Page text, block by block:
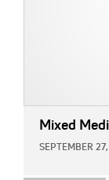
Mixed
SEPTEMBER